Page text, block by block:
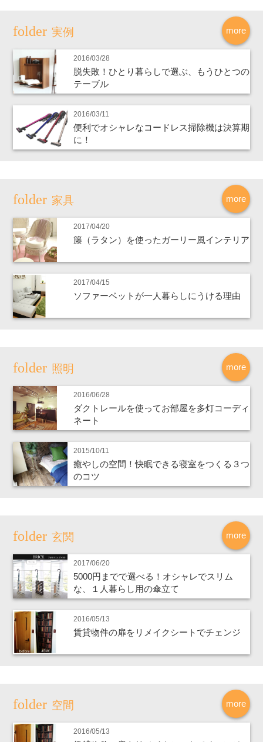
more
実例
2016/03/28
脱失敗！ひとり暮らしで選ぶ、もうひとつの
テーブル
2016/03/11
便利でオシャレなコードレス掃除機は決算期
に！
more
家具
2017/04/20
籐（ラタン）を使ったガーリー風インテリア
2017/04/15
ソファーベットが一人暮らしにうける理由
more
照明
2016/06/28
ダクトレールを使ってお部屋を多灯コーディ
ネート
2015/10/11
癒やしの空間！快眠できる寝室をつくる３つ
のコツ
more
玄関
2017/06/20
5000円までで選べる！オシャレでスリム
な、１人暮らし用の傘立て
2016/05/13
賃貸物件の扉をリメイクシートでチェンジ
more
空間
2016/05/13